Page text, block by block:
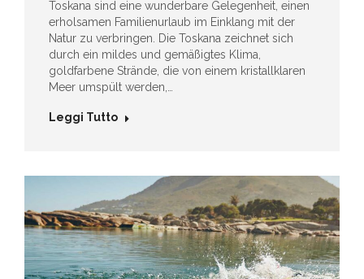
Toskana sind eine wunderbare Gelegenheit, einen
erholsamen Familienurlaub im Einklang mit der
Natur zu verbringen. Die Toskana zeichnet sich
durch ein mildes und gemäßigtes Klima,
goldfarbene Strände, die von einem kristallklaren
Meer umspült werden,…
Leggi Tutto